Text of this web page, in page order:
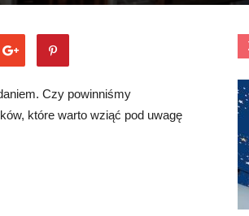
Czy powinniśmy
które warto wziąć pod uwagę